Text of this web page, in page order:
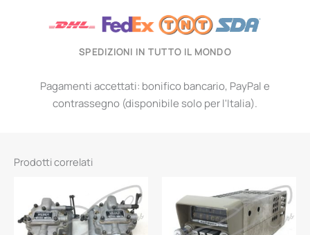
SPEDIZIONI IN TUTTO IL MONDO
Pagamenti accettati: bonifico bancario, PayPal e
contrassegno (disponibile solo per l'Italia).
Prodotti correlati